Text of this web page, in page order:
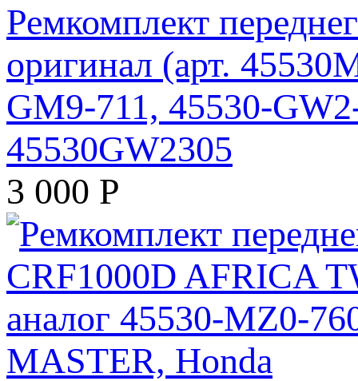
Ремкомплект
оригинал (арт.
GM9-711, 45530-
45530GW2305
3 000 Р